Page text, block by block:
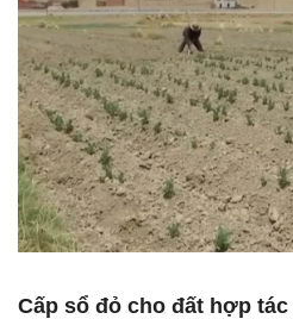
Cấp sổ đỏ cho đất hợp